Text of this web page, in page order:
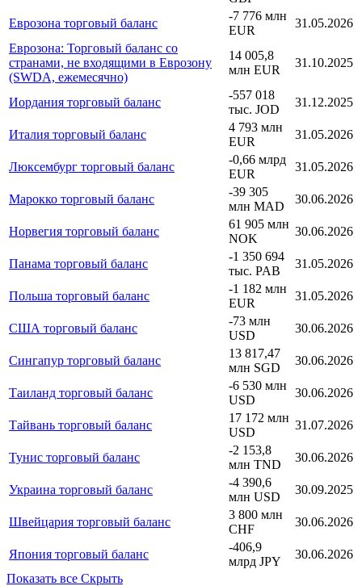
Еврозона торговый баланс
-7 776 млн
EUR
31.05.2026
Еврозона: Торговый баланс со
странами, не входящими в Еврозону
(SWDA, ежемесячно)
14 005,8
млн EUR
31.10.2025
Иордания торговый баланс
-557 018
тыс. JOD
31.12.2025
Италия торговый баланс
4 793 млн
EUR
31.05.2026
Люксембург торговый баланс
-0,66 млрд
EUR
31.05.2026
Марокко торговый баланс
-39 305
млн MAD
30.06.2026
Норвегия торговый баланс
61 905 млн
NOK
30.06.2026
Панама торговый баланс
-1 350 694
тыс. PAB
31.05.2026
Польша торговый баланс
-1 182 млн
EUR
31.05.2026
США торговый баланс
-73 млн
USD
30.06.2026
Сингапур торговый баланс
13 817,47
млн SGD
30.06.2026
Таиланд торговый баланс
-6 530 млн
USD
30.06.2026
Тайвань торговый баланс
17 172 млн
USD
31.07.2026
Тунис торговый баланс
-2 153,8
млн TND
30.06.2026
Украина торговый баланс
-4 390,6
млн USD
30.09.2025
Швейцария торговый баланс
3 800 млн
CHF
30.06.2026
Япония торговый баланс
-406,9
млрд JPY
30.06.2026
Показать все Скрыть